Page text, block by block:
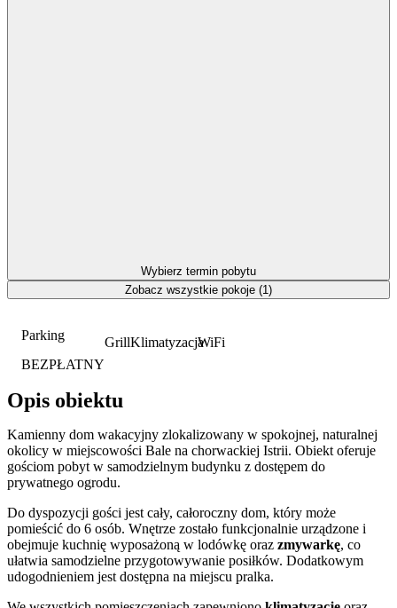
Parking
BEZPŁATNY
GrillKlimatyzacjaWiFi
Opis obiektu
Kamienny dom wakacyjny zlokalizowany w spokojnej, naturalnej
okolicy w miejscowości Bale na chorwackiej Istrii. Obiekt oferuje
gościom pobyt w samodzielnym budynku z dostępem do
prywatnego ogrodu.
Do dyspozycji gości jest cały, całoroczny dom, który może
pomieścić do 6 osób. Wnętrze zostało funkcjonalnie urządzone i
obejmuje kuchnię wyposażoną w lodówkę oraz zmywarkę, co
ułatwia samodzielne przygotowywanie posiłków. Dodatkowym
udogodnieniem jest dostępna na miejscu pralka.
Wybierz termin pobytu
Zobacz wszystkie pokoje (1)